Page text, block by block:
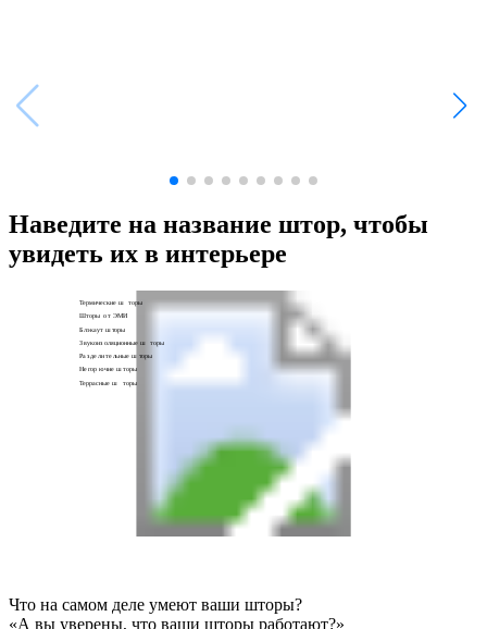
Наведите на название штор, чтобы
увидеть их в интерьере
Термические ш торы
Шторы от ЭМИ
Блэкаут шторы
Звукоиз оляционные ш торы
Разделительные ш торы
Негор ючие шторы
Террасные ш торы
Что на самом деле умеют ваши шторы?
«А вы уверены, что ваши шторы работают?»